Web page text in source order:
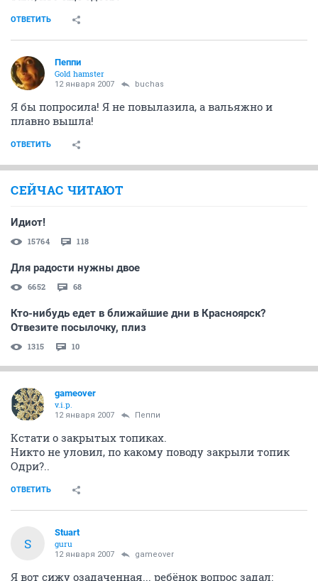
ОТВЕТИТЬ
Пеппи
Gold hamster
12 января 2007 buchas
Я бы попросила! Я не повылазила, а вальяжно и
плавно вышла!
ОТВЕТИТЬ
СЕЙЧАС ЧИТАЮТ
Идиот!
15764 118
Для радости нужны двое
6652 68
Кто-нибудь едет в ближайшие дни в Красноярск?
Отвезите посылочку, плиз
1315 10
gameover
v.i.p.
12 января 2007 Пеппи
Кстати о закрытых топиках.
Никто не уловил, по какому поводу закрыли топик
Одри?..
ОТВЕТИТЬ
S
Stuart
guru
12 января 2007 gameover
Я вот сижу озадаченная... ребёнок вопрос задал: